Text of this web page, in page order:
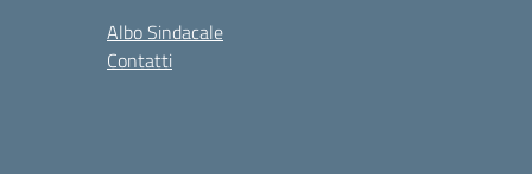
Albo Sindacale
Contatti